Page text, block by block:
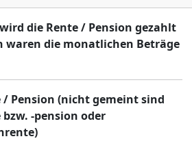
die Rente / Pension gezahlt
waren die monatlichen Beträge
/ Pension (nicht gemeint sind
-pension oder